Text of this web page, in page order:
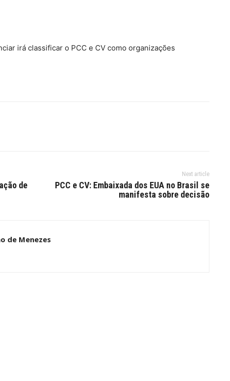
irá classificar o PCC e CV como organizações
de
Next article
PCC e CV: Embaixada dos EUA no Brasil se
manifesta sobre decisão
de Menezes